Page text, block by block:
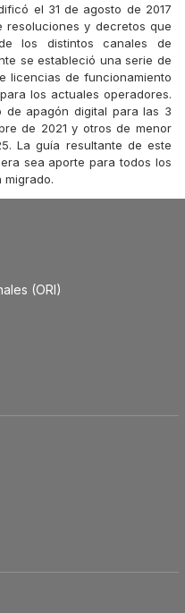
el 31 de agosto de 2017
resoluciones y decretos que
los distintos canales de
se estableció una serie de
licencias de funcionamiento
los actuales operadores.
de apagón digital para las 3
de 2021 y otros de menor
La guía resultante de este
sea aporte para todos los
migrado.
(ORI)